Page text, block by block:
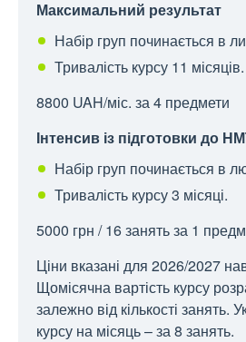
Максимальний результат
Набір груп починається в
Тривалість курсу 11 місяців.
8800 UAH/міс. за 4 предмети
Інтенсив із підготовки до
Набір груп починається в
Тривалість курсу 3 місяці.
5000 грн / 16 занять за 1
Ціни вказані для 2026/2027
Щомісячна вартість курсу
залежно від кількості занять.
курсу на місяць – за 8 занять.